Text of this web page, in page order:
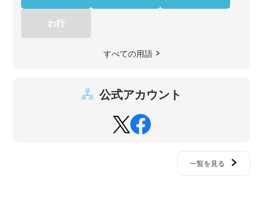
わ行
すべての用語
公式アカウント
一覧を見る